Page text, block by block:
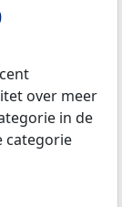
over meer
in de
categorie